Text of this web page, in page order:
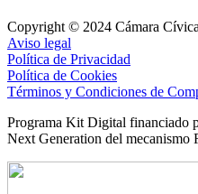
Copyright © 2024 Cámara Cívica
Aviso legal
Política de Privacidad
Política de Cookies
Términos y Condiciones de
Programa Kit Digital financiado
Next Generation del mecanismo